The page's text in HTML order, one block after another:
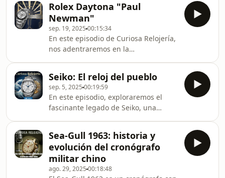
Rolex Daytona "Paul
Newman"
sep. 19, 2025 00:15:34
En este episodio de Curiosa Relojería,
nos adentraremos en la
un reloj que ha trascendido su
función original para convertirse en
un ícono global. Descubriremos cómo
Rolex, una marca sinónimo de estatus
y excelencia, concibió el Daytona
como un cronógrafo para pilotos de
carreras, aunque sus distintivos
diales "exóticos" fueran ini
Seiko: El reloj del pueblo
sep. 5, 2025 00:19:59
En este episodio, exploraremos el
fascinante legado de Seiko, una
ha convertido en sinónimo de
precisión, innovación y una excelente
relación calidad-precio en la relojería.
Recorreremos sus hitos más
Sea-Gull 1963: historia y
evolución del cronógrafo
militar chino
ago. 29, 2025 00:18:48